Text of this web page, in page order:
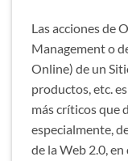
Las acciones de
Management o
Online) de un
productos, etc.
más críticos que
especialmente,
de la Web 2.0,